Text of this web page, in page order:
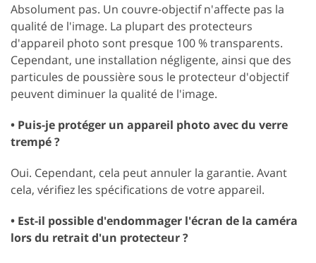
Absolument pas. Un couvre-objectif n'affecte pas la
qualité de l'image. La plupart des protecteurs
d'appareil photo sont presque 100 % transparents.
Cependant, une installation négligente, ainsi que des
particules de poussière sous le protecteur d'objectif
peuvent diminuer la qualité de l'image.
• Puis-je protéger un appareil photo avec du verre
trempé ?
Oui. Cependant, cela peut annuler la garantie. Avant
cela, vérifiez les spécifications de votre appareil.
• Est-il possible d'endommager l'écran de la caméra
lors du retrait d'un protecteur ?